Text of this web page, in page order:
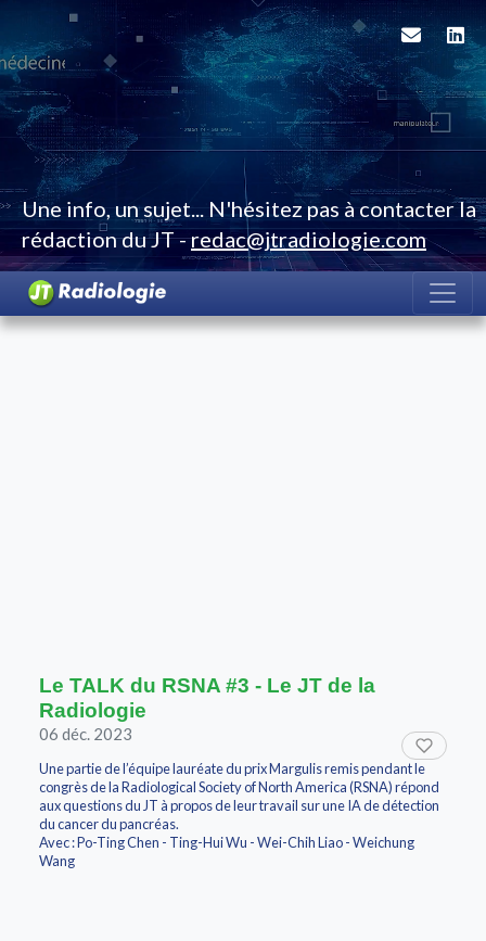
Une info, un sujet... N'hésitez pas à contacter la
rédaction du JT -redac@jtradiologie.com
Le TALK du RSNA #3 - Le JT de la
Radiologie
06 déc. 2023
Une partie de l’équipe lauréate du prix Margulis remis pendant le
congrès de la Radiological Society of North America (RSNA) répond
aux questions du JT à propos de leur travail sur une IA de détection
du cancer du pancréas.
Avec : Po-Ting Chen - Ting-Hui Wu - Wei-Chih Liao - Weichung
Wang